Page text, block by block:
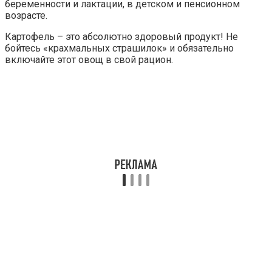
беременности и лактации, в детском и пенсионном
возрасте.
Картофель – это абсолютно здоровый продукт! Не
бойтесь «крахмальных страшилок» и обязательно
включайте этот овощ в свой рацион.